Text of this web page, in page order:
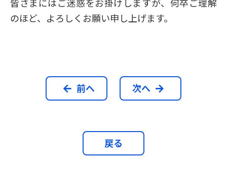
のほど、よろしくお願い申し上げます。
前へ 次へ
戻る